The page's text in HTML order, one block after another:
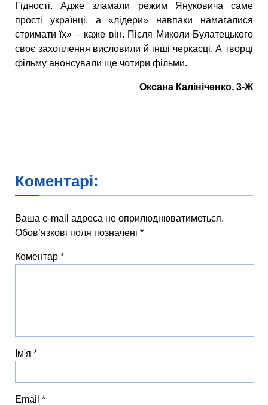
Гідності. Адже зламали режим Януковича саме
прості українці, а «лідери» навпаки намагалися
стримати їх» – каже він. Після Миколи Булатецького
своє захоплення висловили й інші черкасці. А творці
фільму анонсували ще чотири фільми.
Оксана Калініченко, 3-Ж
Коментарі:
Ваша e-mail адреса не оприлюднюватиметься.
Обов’язкові поля позначені *
Коментар *
Ім'я *
Email *